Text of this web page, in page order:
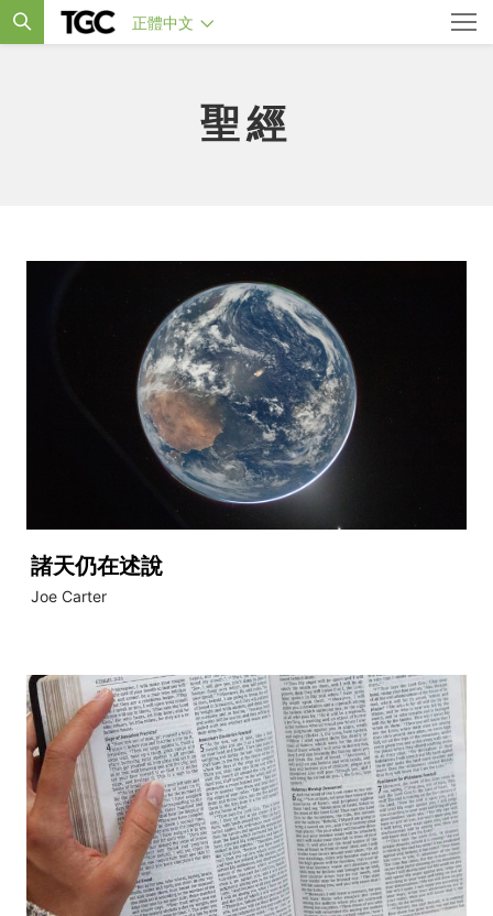
正體中文
聖經
諸天仍在述說
Joe Carter